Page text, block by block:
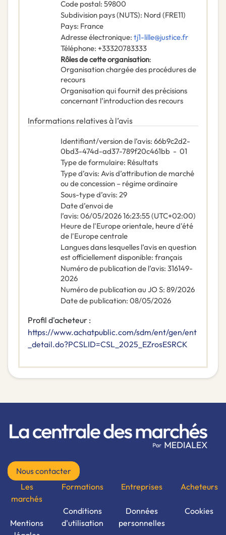
Code postal: 59800
Subdivision pays (NUTS): Nord (FRE11)
Pays: France
Adresse électronique: tj1-lille@justice.fr
Téléphone: +33320783333
Rôles de cette organisation:
Organisation chargée des procédures de
recours
Organisation qui fournit des précisions
concernant l’introduction des recours
Informations relatives à l’avis
Identifiant/version de l’avis: 66b9c2d2-
0bd3-474d-ad37-789f20c461bb - 01
Type de formulaire: Résultats
Type d’avis: Avis d’attribution de marché
ou de concession – régime ordinaire
Sous-type d’avis: 29
Date d’envoi de
l’avis: 06/05/202616:23:55 (UTC+02:00)
Heure de l'Europe orientale, heure d'été
de l'Europe centrale
Langues dans lesquelles l’avis en question
est officiellement disponible: français
Numéro de publication de l’avis: 316149-
2026
Numéro de publication au JO S: 89/2026
Date de publication: 08/05/2026
Profil d'acheteur :
https://www.achatpublic.com/sdm/ent/gen/ent
_detail.do?PCSLID=CSL_2025_EZrosESRCK
Nous contacter
Les
marchés
Mentions
Formations
Conditions
d'utilisation
Entreprises
Données
personnelles
Acheteurs
Cookies